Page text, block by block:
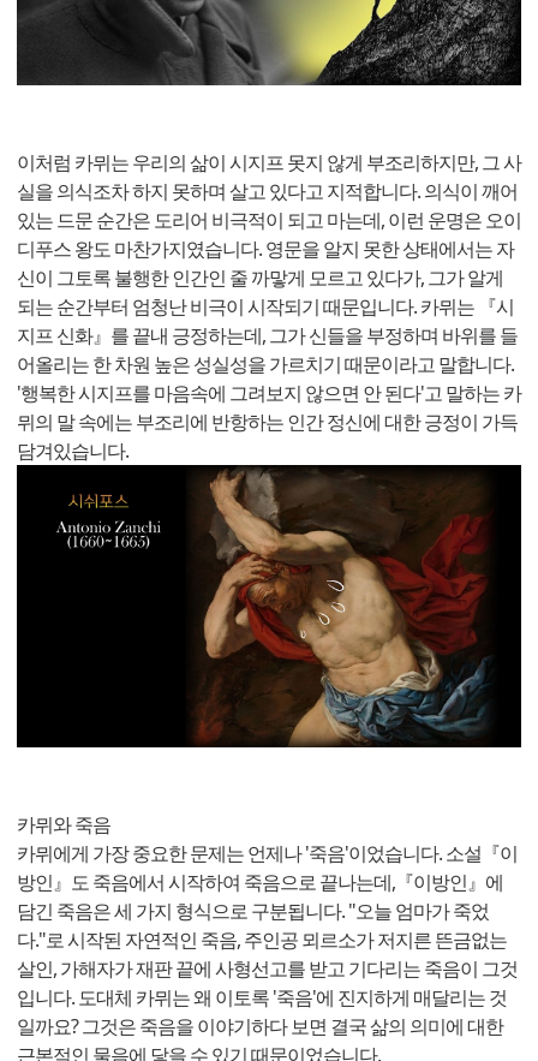
이처럼 카뮈는 우리의 삶이 시지프 못지 않게 부조리하지만, 그 사
실을 의식조차 하지 못하며 살고 있다고 지적합니다. 의식이 깨어
있는 드문 순간은 도리어 비극적이 되고 마는데, 이런 운명은 오이
디푸스 왕도 마찬가지였습니다. 영문을 알지 못한 상태에서는 자
신이 그토록 불행한 인간인 줄 까맣게 모르고 있다가, 그가 알게
되는 순간부터 엄청난 비극이 시작되기 때문입니다. 카뮈는 『시
지프 신화』를 끝내 긍정하는데, 그가 신들을 부정하며 바위를 들
어올리는 한 차원 높은 성실성을 가르치기 때문이라고 말합니다.
'행복한 시지프를 마음속에 그려보지 않으면 안 된다'고 말하는 카
뮈의 말 속에는 부조리에 반항하는 인간 정신에 대한 긍정이 가득
담겨있습니다.
카뮈와 죽음
카뮈에게 가장 중요한 문제는 언제나 '죽음'이었습니다. 소설『이
방인』도 죽음에서 시작하여 죽음으로 끝나는데,『이방인』에
담긴 죽음은 세 가지 형식으로 구분됩니다. "오늘 엄마가 죽었
다."로 시작된 자연적인 죽음, 주인공 뫼르소가 저지른 뜬금없는
살인, 가해자가 재판 끝에 사형선고를 받고 기다리는 죽음이 그것
입니다. 도대체 카뮈는 왜 이토록 '죽음'에 진지하게 매달리는 것
일까요? 그것은 죽음을 이야기하다 보면 결국 삶의 의미에 대한
근본적인 물음에 닿을 수 있기 때문이었습니다.